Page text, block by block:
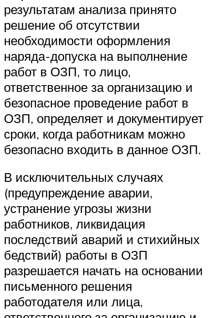
результатам анализа принято
решение об отсутствии
необходимости оформления
наряда-допуска на выполнение
работ в ОЗП, то лицо,
ответственное за организацию и
безопасное проведение работ в
ОЗП, определяет и документирует
сроки, когда работникам можно
безопасно входить в данное ОЗП.
В исключительных случаях
(предупреждение аварии,
устранение угрозы жизни
работников, ликвидация
последствий аварий и стихийных
бедствий) работы в ОЗП
разрешается начать на основании
письменного решения
работодателя или лица,